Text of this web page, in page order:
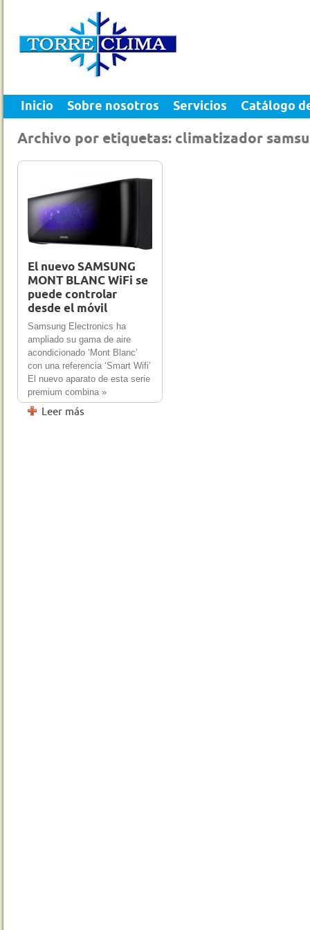
Inicio Sobre nosotros Servicios Catálogo
Archivo por etiquetas: climatizador
El nuevo SAMSUNG
MONT BLANC WiFi se
puede controlar
desde el móvil
Samsung Electronics ha
ampliado su gama de aire
acondicionado ‘Mont Blanc’
con una referencia ‘Smart Wifi’
El nuevo aparato de esta serie
premium combina »
Leer más